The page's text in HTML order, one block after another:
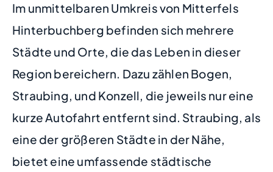
Im unmittelbaren Umkreis von Mitterfels
Hinterbuchberg befinden sich mehrere
Städte und Orte, die das Leben in dieser
Region bereichern. Dazu zählen Bogen,
Straubing, und Konzell, die jeweils nur eine
kurze Autofahrt entfernt sind. Straubing, als
eine der größeren Städte in der Nähe,
bietet eine umfassende städtische